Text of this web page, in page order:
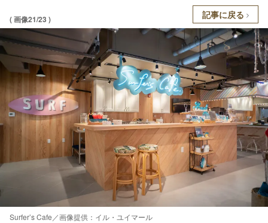
( 画像21/23 ) 記事に戻る
Surfer’s Cafe／画像提供：イル・ユイマール